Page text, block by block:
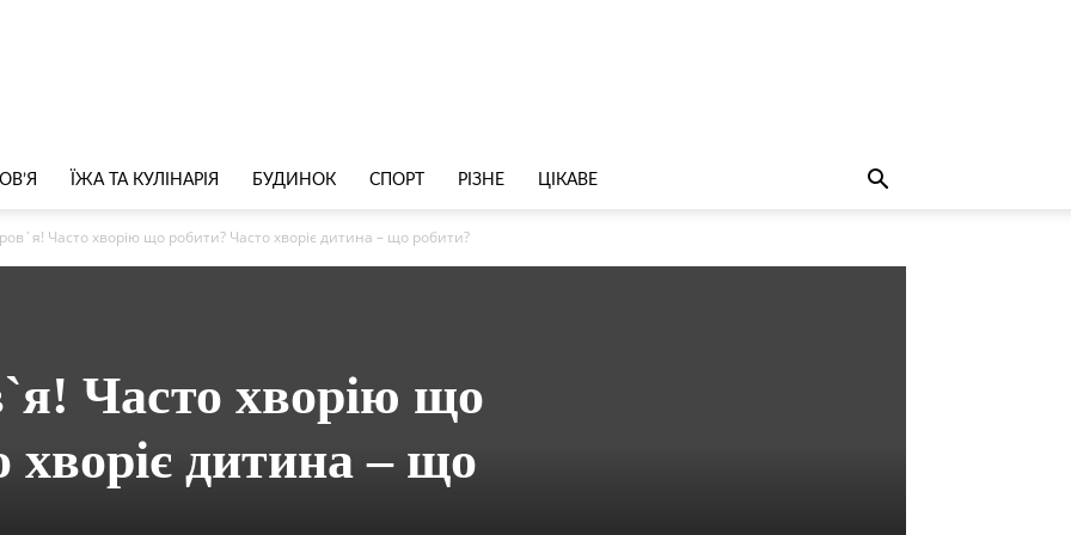
ЇЖА ТА КУЛІНАРІЯ БУДИНОК СПОРТ РІЗНЕ ЦІКАВЕ
Часто хворію що робити? Часто хворіє дитина – що робити?
Часто хворію що
хворіє дитина – що